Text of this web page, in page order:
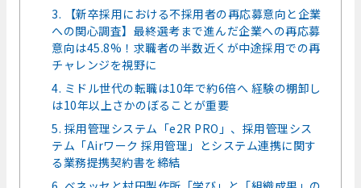
3. 【新卒採用における不採用者の再応募意向と企業
への関心調査】最終選考まで進んだ企業への再応募
意向は45.8%！求職者の半数近くが中途採用での再
チャレンジを視野に
4. ミドル世代の転職は10年で約6倍へ 経験の棚卸し
は10年以上さかのぼることが重要
5. 採用管理システム「e2R PRO」、採用管理シス
テム「Airワーク 採用管理」とシステム連携に関す
る業務提携契約書を締結